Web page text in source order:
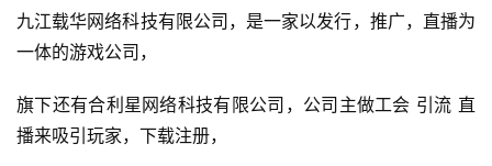
游
戏
业
界
九江载华网络科技有限公司，是一家以发行，推广，直播为
一体的游戏公司，
旗下还有合利星网络科技有限公司，公司主做工会 引流 直
播来吸引玩家，下载注册，